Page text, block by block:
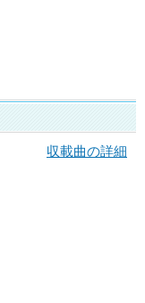
収載曲の詳細